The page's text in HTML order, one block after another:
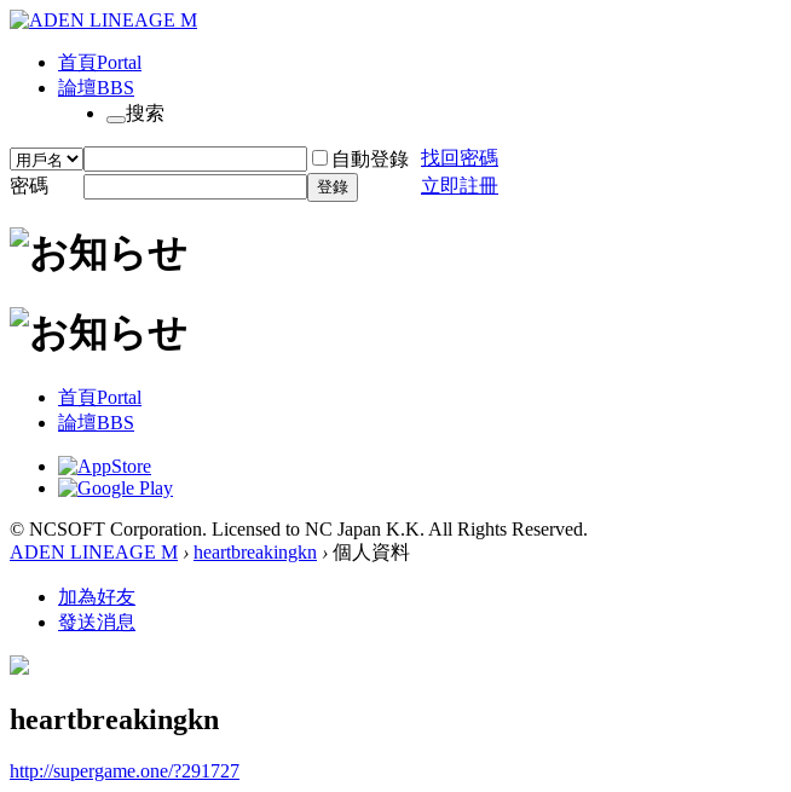
首頁Portal
論壇BBS
搜索
自動登錄 找回密碼
密碼
登錄 立即註冊
首頁Portal
論壇BBS
© NCSOFT Corporation. Licensed to NC Japan K.K. All Rights Reserved.
ADEN LINEAGE M › heartbreakingkn › 個人資料
加為好友
發送消息
heartbreakingkn
http://supergame.one/?291727